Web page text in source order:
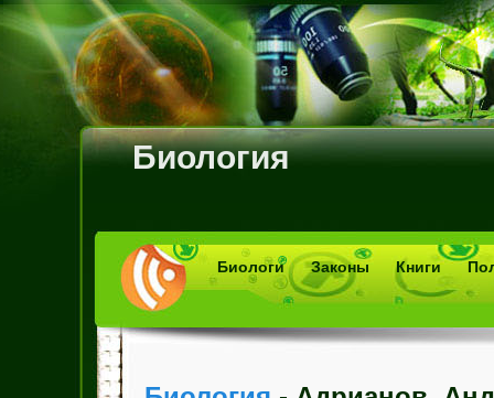
Биология
Биологи Законы Книги